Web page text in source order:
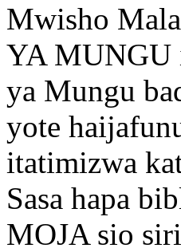
Mwisho
YA MUNGU
ya Mungu
yote
itatimizwa
Sasa hapa
MOJA sio